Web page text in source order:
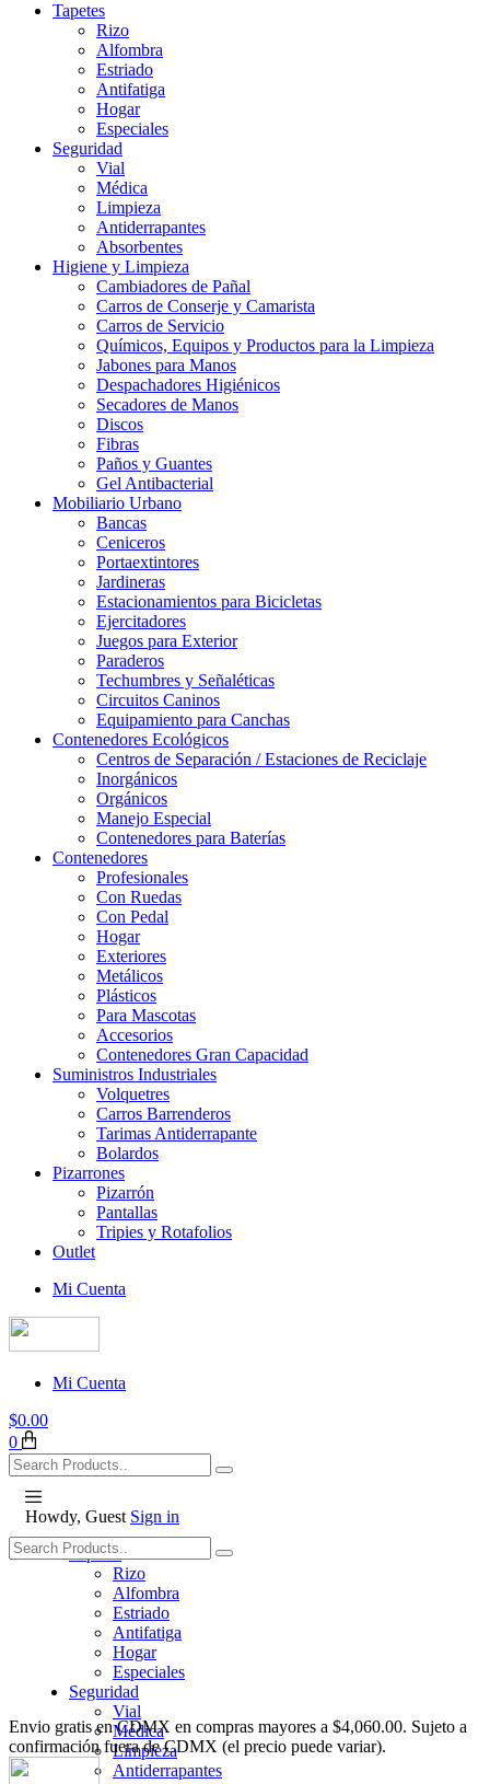
Tapetes
Rizo
Alfombra
Estriado
Antifatiga
Hogar
Especiales
Seguridad
Vial
Médica
Limpieza
Antiderrapantes
Absorbentes
Higiene y Limpieza
Cambiadores de Pañal
Carros de Conserje y Camarista
Carros de Servicio
Químicos, Equipos y Productos para la Limpieza
Jabones para Manos
Despachadores Higiénicos
Secadores de Manos
Discos
Fibras
Paños y Guantes
Gel Antibacterial
Mobiliario Urbano
Bancas
Ceniceros
Portaextintores
Jardineras
Estacionamientos para Bicicletas
Ejercitadores
Juegos para Exterior
Paraderos
Techumbres y Señaléticas
Circuitos Caninos
Equipamiento para Canchas
Contenedores Ecológicos
Centros de Separación / Estaciones de Reciclaje
Inorgánicos
Orgánicos
Manejo Especial
Contenedores para Baterías
Contenedores
Profesionales
Con Ruedas
Con Pedal
Hogar
Exteriores
Metálicos
Plásticos
Para Mascotas
Accesorios
Contenedores Gran Capacidad
Suministros Industriales
Volquetres
Carros Barrenderos
Tarimas Antiderrapante
Bolardos
Pizarrones
Pizarrón
Pantallas
Tripies y Rotafolios
Outlet
Mi Cuenta
Mi Cuenta
$0.00
0
Howdy, Guest Sign in
Tapetes
Rizo
Alfombra
Estriado
Antifatiga
Hogar
Especiales
Seguridad
Vial
Médica
Limpieza
Antiderrapantes
Envio gratis en CDMX en compras mayores a $4,060.00. Sujeto a
confirmación fuera de CDMX (el precio puede variar).